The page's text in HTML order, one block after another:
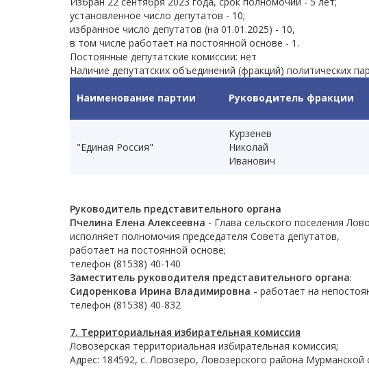
установленное число депутатов - 10;
избранное число депутатов (на 01.01.2025) - 10,
в том числе работает на постоянной основе - 1.
Постоянные депутатские комиссии: нет
Наличие депутатских объединений (фракций) политических
Наименование партии Руководитель фракции
"Единая Россия"
Курзенев
Николай
Иванович
Руководитель представительного органа
Пчелина Елена Алексеевна - Глава сельского поселения
исполняет полномочия председателя Совета депутатов,
работает на постоянной основе;
телефон (81538) 40-140
Заместитель руководителя представительного органа:
Сидоренкова Ирина Владимировна - работает на
телефон (81538) 40-832
7. Территориальная избирательная комиссия
Ловозерская территориальная избирательная комиссия;
Адрес: 184592, с. Ловозеро, Ловозерского района Мурманской